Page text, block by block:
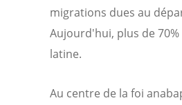
migrations dues au
Aujourd'hui, plus de
latine.
Au centre de la foi